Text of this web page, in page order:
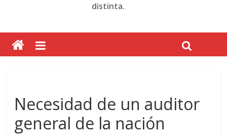
distinta.
Necesidad de un auditor
general de la nación